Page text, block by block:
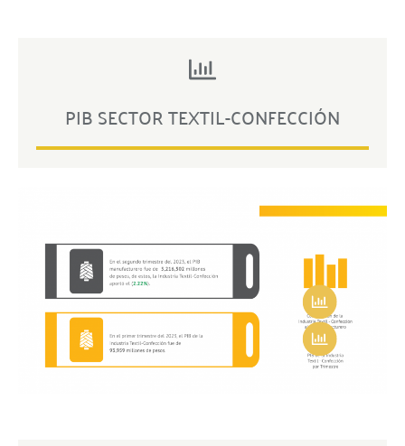
PIB SECTOR TEXTIL-CONFECCIÓN